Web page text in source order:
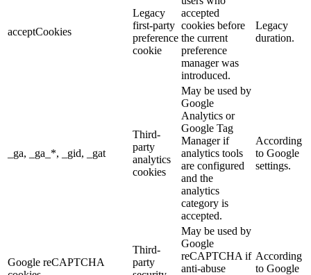
acceptCookies
Legacy
first-party
preference
cookie
accepted
cookies before
the current
preference
manager was
introduced.
Legacy
duration.
_ga, _ga_*, _gid, _gat
Third-
party
analytics
cookies
May be used by
Google
Analytics or
Google Tag
Manager if
analytics tools
are configured
and the
analytics
category is
accepted.
According
to Google
settings.
Google reCAPTCHA
Third-
party
May be used by
Google
reCAPTCHA if
anti-abuse
According
to Google